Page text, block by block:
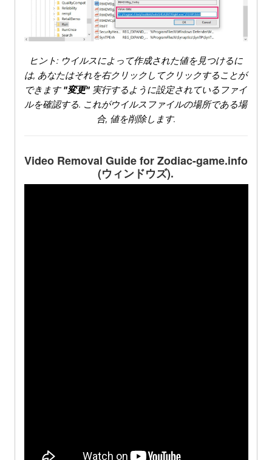
ヒント: ウイルスによって作成された値を見つけるに
は, あなたはそれを右クリックしてクリックすることが
できます"変更" 実行するように設定されているファイ
ルを確認する. これがウイルスファイルの場所である場
合, 値を削除します.
Video Removal Guide for Zodiac-game.info
(ウィンドウズ).